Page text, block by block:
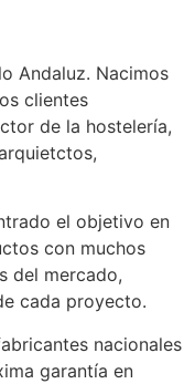
Andaluz. Nacimos
clientes
de la hostelería,
el objetivo en
con muchos
del mercado,
cada proyecto.
nacionales
garantía en